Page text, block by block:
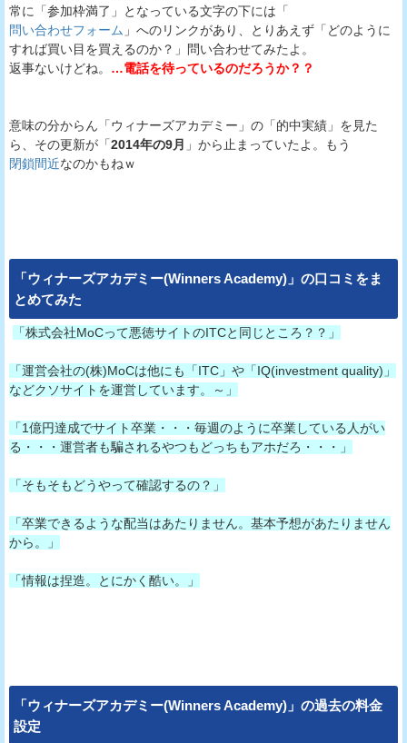
常に「参加枠満了」となっている文字の下には「
問い合わせフォーム 」へのリンクがあり、とりあえず「どのように
すれば買い目を買えるのか？」問い合わせてみたよ。
返事ないけどね。 …電話を待っているのだろうか？？
意味の分からん「ウィナーズアカデミー」の「的中実績」を見た
ら、その更新が「2014年の9月 」から止まっていたよ。もう
閉鎖間近なのかもねｗ
「ウィナーズアカデミー(Winners Academy) 」の口コミをま
とめてみた
「株式会社MoCって悪徳サイトのITCと同じところ？？」
「運営会社の(株)MoCは他にも「ITC」や「IQ(investment quality)」
などクソサイトを運営しています。～」
「1億円達成でサイト卒業・・・毎週のように卒業している人がい
る・・・運営者も騙されるやつもどっちもアホだろ・・・」
「そもそもどうやって確認するの？」
「卒業できるような配当はあたりません。基本予想があたりません
から。」
「情報は捏造。とにかく酷い。」
「ウィナーズアカデミー(Winners Academy) 」の過去の料金
設定